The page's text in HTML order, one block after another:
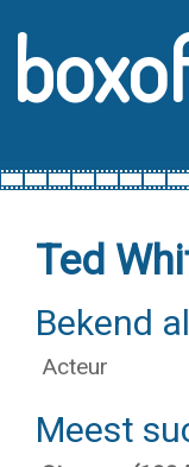
Ted
Bekend
Acteur
Meest